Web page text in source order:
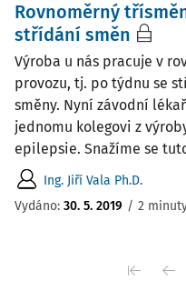
Rovnoměrný
střídání směn
Výroba u nás pracuje v
provozu, tj. po týdnu se
směny. Nyní závodní
jednomu kolegovi z
epilepsie. Snažíme se
Ing. Jiří Vala Ph.D.
Vydáno: 30. 5. 2019 / 2